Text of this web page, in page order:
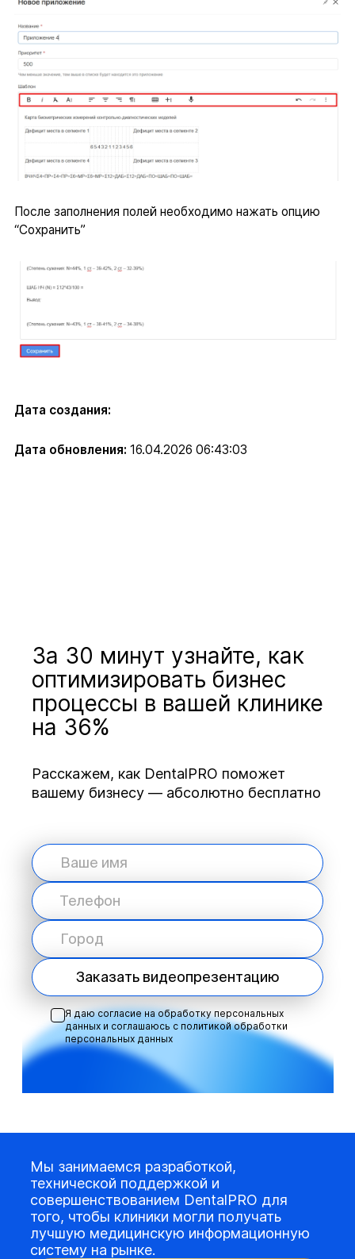
После заполнения полей необходимо нажать опцию
“Сохранить”
Дата создания:
Дата обновления: 16.04.2026 06:43:03
За 30 минут узнайте, как
оптимизировать бизнес
процессы в вашей клинике
на 36%
Расскажем, как DentalPRO поможет
вашему бизнесу — абсолютно бесплатно
Заказать видеопрезентацию
Я даю согласие на обработку персональных
данных и соглашаюсь с политикой обработки
персональных данных
Мы занимаемся разработкой,
технической поддержкой и
совершенствованием DentalPRO для
того, чтобы клиники могли получать
лучшую медицинскую информационную
систему на рынке.